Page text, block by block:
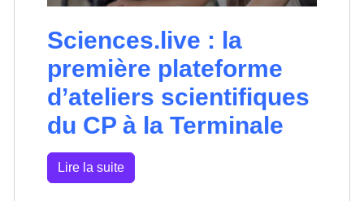
Sciences.live : la
première plateforme
d’ateliers scientifiques
du CP à la Terminale
Lire la suite